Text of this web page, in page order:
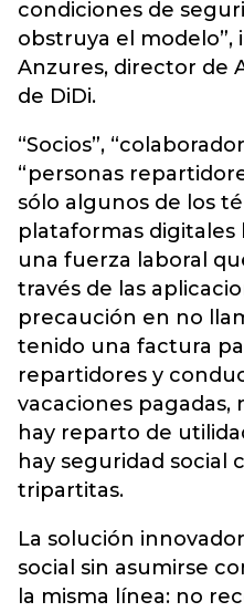
condiciones de
obstruya el modelo”,
Anzures, director de
de DiDi.
“Socios”,
“personas
sólo algunos de los
plataformas digitales
una fuerza laboral
través de las
precaución en no
tenido una factura
repartidores y
vacaciones pagadas,
hay reparto de
hay seguridad social
tripartitas.
La solución
social sin asumirse
la misma línea: no